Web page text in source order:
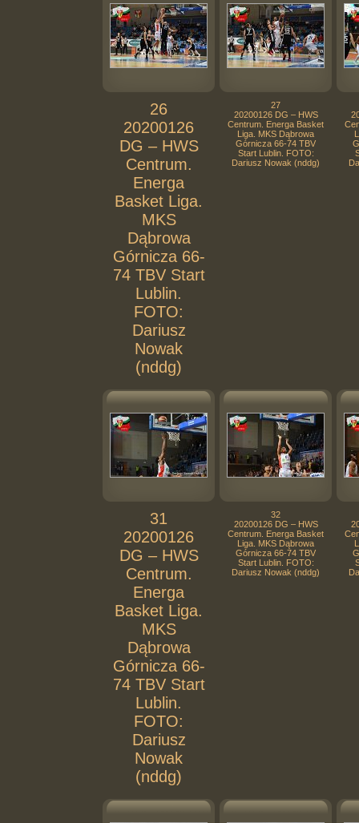
26
20200126
DG – HWS
Centrum.
Energa
Basket Liga.
MKS
Dąbrowa
Górnicza 66-
74 TBV Start
Lublin.
FOTO:
Dariusz
Nowak
(nddg)
27
20200126 DG – HWS
Centrum. Energa Basket
Liga. MKS Dąbrowa
Górnicza 66-74 TBV
Start Lublin. FOTO:
Dariusz Nowak (nddg)
31
20200126
DG – HWS
Centrum.
Energa
Basket Liga.
MKS
Dąbrowa
Górnicza 66-
74 TBV Start
Lublin.
FOTO:
Dariusz
Nowak
(nddg)
32
20200126 DG – HWS
Centrum. Energa Basket
Liga. MKS Dąbrowa
Górnicza 66-74 TBV
Start Lublin. FOTO:
Dariusz Nowak (nddg)